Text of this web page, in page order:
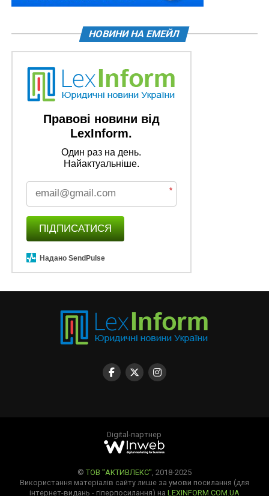
НОВИНИ НА ЕМЕЙЛ
Правові новини від
LexInform.
Один раз на день.
Найактуальніше.
*
ПІДПИСАТИСЯ
Надано SendPulse
Digital-партнер
© ТОВ "АКТИВЛЕКС" , 2018-2025
Використання матеріалів сайту лише за умови посилання (для
інтернет-видань - гіперпосилання) на LEXINFORM.COM.UA